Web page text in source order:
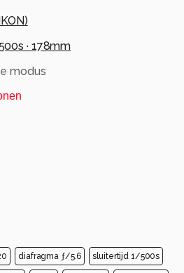
)
· 178mm
modus
diafragma ƒ/5.6 sluitertijd 1/500s